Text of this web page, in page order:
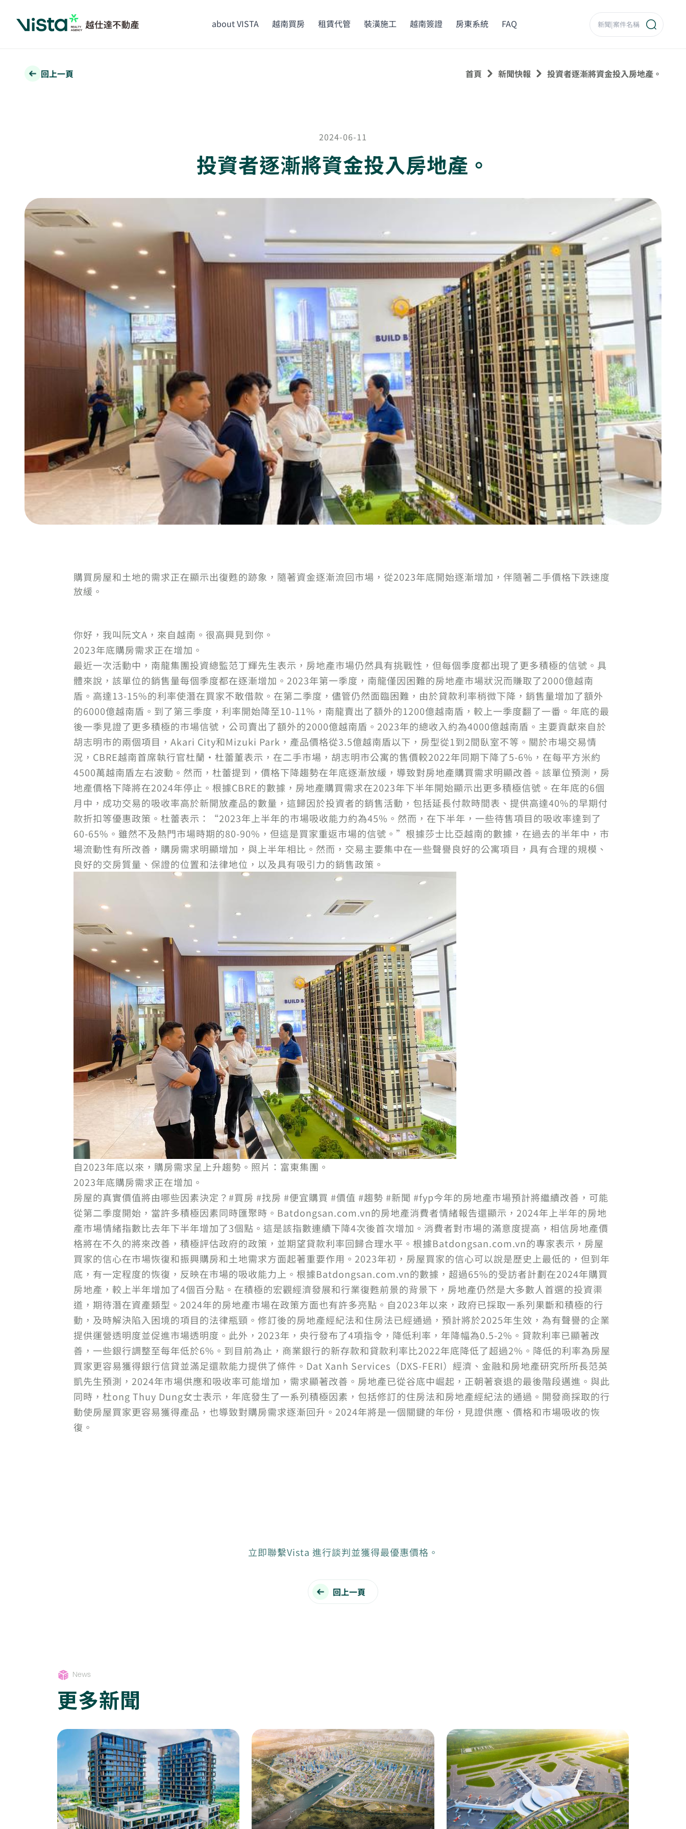
about VISTA 越南買房 租賃代管 裝潢施工 越南簽證 房東系統 FAQ
回上一頁 首頁 新聞快報 投資者逐漸將資金投入房地產。
2024-06-11
投資者逐漸將資金投入房地產。
購買房屋和土地的需求正在顯示出復甦的跡象，隨著資金逐漸流回市場，從2023年底開始逐漸增加，伴隨著二手價格下跌速度
放緩。
你好，我叫阮文A，來自越南。很高興見到你。
2023年底購房需求正在增加。
最近一次活動中，南龍集團投資總監范丁輝先生表示，房地產市場仍然具有挑戰性，但每個季度都出現了更多積極的信號。具
體來說，該單位的銷售量每個季度都在逐漸增加。2023年第一季度，南龍僅因困難的房地產市場狀況而賺取了2000億越南
盾。高達13-15%的利率使潛在買家不敢借款。在第二季度，儘管仍然面臨困難，由於貸款利率稍微下降，銷售量增加了額外
的6000億越南盾。到了第三季度，利率開始降至10-11%，南龍賣出了額外的1200億越南盾，較上一季度翻了一番。年底的最
後一季見證了更多積極的市場信號，公司賣出了額外的2000億越南盾。2023年的總收入約為4000億越南盾。主要貢獻來自於
胡志明市的兩個項目，Akari City和Mizuki Park，產品價格從3.5億越南盾以下，房型從1到2間臥室不等。關於市場交易情
況，CBRE越南首席執行官杜蘭·杜蕾董表示，在二手市場，胡志明市公寓的售價較2022年同期下降了5-6%，在每平方米約
4500萬越南盾左右波動。然而，杜蕾提到，價格下降趨勢在年底逐漸放緩，導致對房地產購買需求明顯改善。該單位預測，房
地產價格下降將在2024年停止。根據CBRE的數據，房地產購買需求在2023年下半年開始顯示出更多積極信號。在年底的6個
月中，成功交易的吸收率高於新開放產品的數量，這歸因於投資者的銷售活動，包括延長付款時間表、提供高達40%的早期付
款折扣等優惠政策。杜蕾表示：“2023年上半年的市場吸收能力約為45%。然而，在下半年，一些待售項目的吸收率達到了
60-65%。雖然不及熱門市場時期的80-90%，但這是買家重返市場的信號。”根據莎士比亞越南的數據，在過去的半年中，市
場流動性有所改善，購房需求明顯增加，與上半年相比。然而，交易主要集中在一些聲譽良好的公寓項目，具有合理的規模、
良好的交房質量、保證的位置和法律地位，以及具有吸引力的銷售政策。
自2023年底以來，購房需求呈上升趨勢。照片：富東集團。
2023年底購房需求正在增加。
房屋的真實價值將由哪些因素決定？#買房 #找房 #便宜購買 #價值 #趨勢 #新聞 #fyp今年的房地產市場預計將繼續改善，可能
從第二季度開始，當許多積極因素同時匯聚時。Batdongsan.com.vn的房地產消費者情緒報告還顯示，2024年上半年的房地
產市場情緒指數比去年下半年增加了3個點。這是該指數連續下降4次後首次增加。消費者對市場的滿意度提高，相信房地產價
格將在不久的將來改善，積極評估政府的政策，並期望貸款利率回歸合理水平。根據Batdongsan.com.vn的專家表示，房屋
買家的信心在市場恢復和振興購房和土地需求方面起著重要作用。2023年初，房屋買家的信心可以說是歷史上最低的，但到年
底，有一定程度的恢復，反映在市場的吸收能力上。根據Batdongsan.com.vn的數據，超過65%的受訪者計劃在2024年購買
房地產，較上半年增加了4個百分點。在積極的宏觀經濟發展和行業復甦前景的背景下，房地產仍然是大多數人首選的投資渠
道，期待潛在資產類型。2024年的房地產市場在政策方面也有許多亮點。自2023年以來，政府已採取一系列果斷和積極的行
動，及時解決陷入困境的項目的法律瓶頸。修訂後的房地產經紀法和住房法已經通過，預計將於2025年生效，為有聲譽的企業
提供運營透明度並促進市場透明度。此外，2023年，央行發布了4項指令，降低利率，年降幅為0.5-2%。貸款利率已顯著改
善，一些銀行調整至每年低於6%。到目前為止，商業銀行的新存款和貸款利率比2022年底降低了超過2%。降低的利率為房屋
買家更容易獲得銀行信貸並滿足還款能力提供了條件。Dat Xanh Services（DXS-FERI）經濟、金融和房地產研究所所長范英
凱先生預測，2024年市場供應和吸收率可能增加，需求顯著改善。房地產已從谷底中崛起，正朝著衰退的最後階段邁進。與此
同時，杜ong Thuy Dung女士表示，年底發生了一系列積極因素，包括修訂的住房法和房地產經紀法的通過。開發商採取的行
動使房屋買家更容易獲得產品，也導致對購房需求逐漸回升。2024年將是一個關鍵的年份，見證供應、價格和市場吸收的恢
復。
立即聯繫Vista 進行談判並獲得最優惠價格。
回上一頁
News
更多新聞